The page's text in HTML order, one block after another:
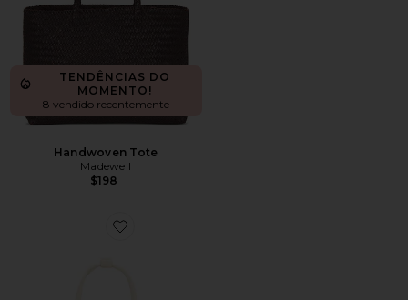
TENDÊNCIAS DO
MOMENTO!
8 vendido recentemente
Handwoven Tote
Madewell
$198
Favorite Chrystie Bag